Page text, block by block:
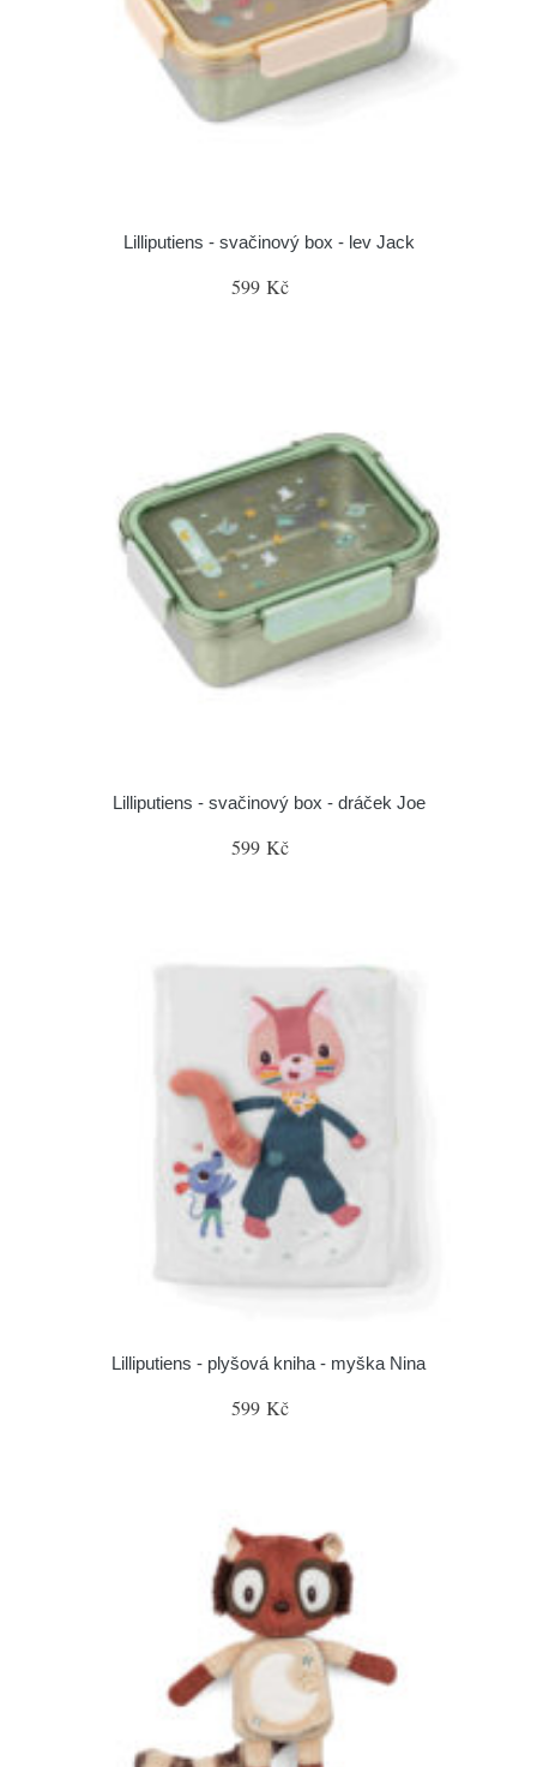
Lilliputiens - svačinový box - lev Jack
599 Kč
Lilliputiens - svačinový box - dráček Joe
599 Kč
Lilliputiens - plyšová kniha - myška Nina
599 Kč